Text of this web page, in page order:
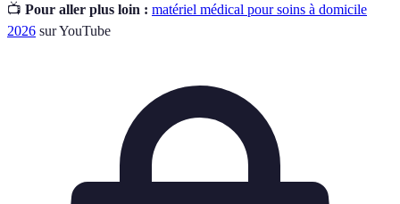
📺 Pour aller plus loin : matériel médical pour soins à domicile
2026 sur YouTube